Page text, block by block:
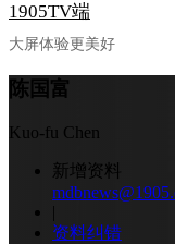
1905TV端
大屏体验更美好
陈国富
Kuo-fu Chen
新增资料
|
资料纠错